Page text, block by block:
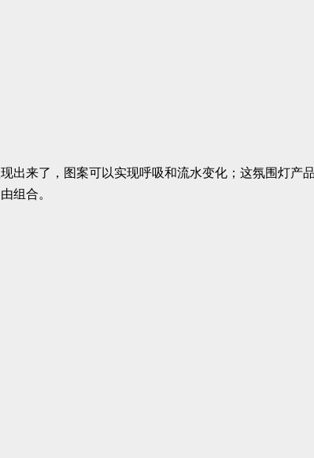
来了，图案可以实现呼吸和流水变化；这氛围灯产
组合。